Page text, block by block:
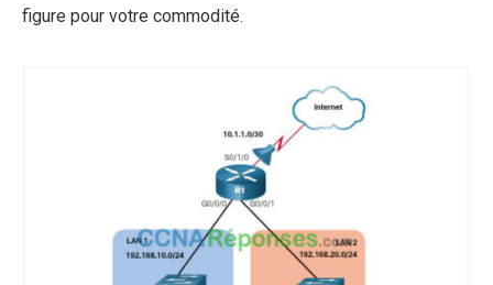
figure pour votre commodité.